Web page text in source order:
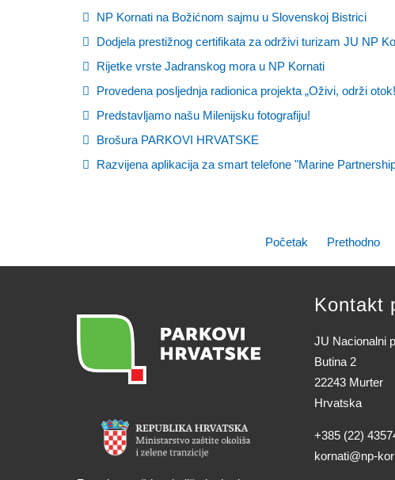
NP Kornati na Božićnom sajmu u Slovenskoj Bistrici
Dodjela prestižnog certifikata za održivi turizam JU NP
Rijetke vrste Jadranskog mora u NP Kornati
Provedena posljednja radionica projekta „Oživi, održi
Predstavljamo našu Milenijsku fotografiju!
Brošura PARKOVI HRVATSKE
Razvijena aplikacija za smart telefone "Marine
Početak Prethodno
Kontakt
JU Nacionalni
Butina 2
22243 Murter
Hrvatska
+385 (22)
kornati@np-